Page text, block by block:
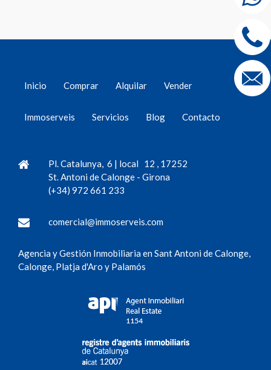
Inicio Comprar Alquilar Vender
Immoserveis Servicios Blog Contacto
Pl. Catalunya, 6 | local 12 , 17252
St. Antoni de Calonge - Girona
(+34) 972 661 233
comercial@immoserveis.com
Agencia y Gestión Inmobiliaria en Sant Antoni de Calonge,
Calonge, Platja d'Aro y Palamós